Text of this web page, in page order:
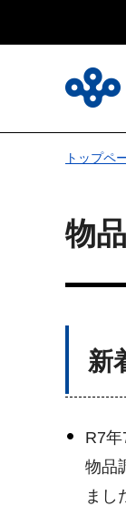
トップペ
物
新
R7
物品
まし